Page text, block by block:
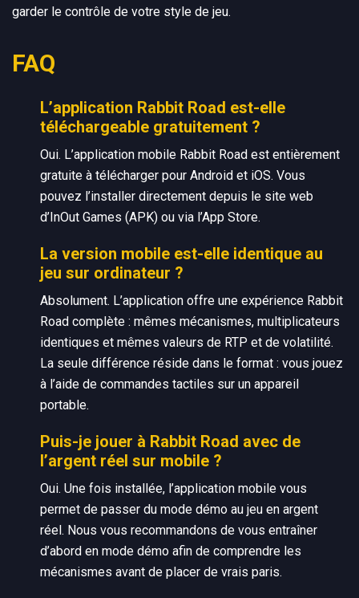
garder le contrôle de votre style de jeu.
FAQ
L’application Rabbit Road est-elle
téléchargeable gratuitement ?
Oui. L’application mobile Rabbit Road est entièrement
gratuite à télécharger pour Android et iOS. Vous
pouvez l’installer directement depuis le site web
d’InOut Games (APK) ou via l’App Store.
La version mobile est-elle identique au
jeu sur ordinateur ?
Absolument. L’application offre une expérience Rabbit
Road complète : mêmes mécanismes, multiplicateurs
identiques et mêmes valeurs de RTP et de volatilité.
La seule différence réside dans le format : vous jouez
à l’aide de commandes tactiles sur un appareil
portable.
Puis-je jouer à Rabbit Road avec de
l’argent réel sur mobile ?
Oui. Une fois installée, l’application mobile vous
permet de passer du mode démo au jeu en argent
réel. Nous vous recommandons de vous entraîner
d’abord en mode démo afin de comprendre les
mécanismes avant de placer de vrais paris.